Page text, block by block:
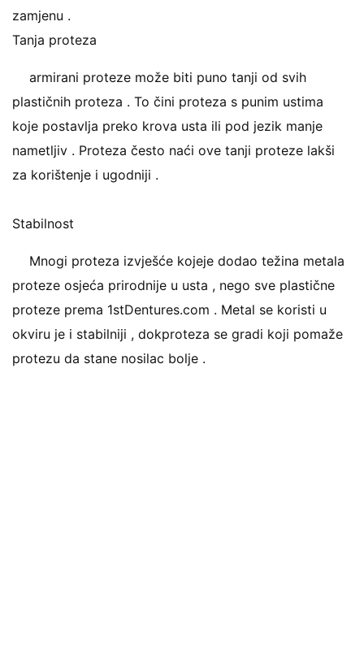
zamjenu .
Tanja proteza
armirani proteze može biti puno tanji od svih
plastičnih proteza . To čini proteza s punim ustima
koje postavlja preko krova usta ili pod jezik manje
nametljiv . Proteza često naći ove tanji proteze lakši
za korištenje i ugodniji .
Stabilnost
Mnogi proteza izvješće kojeje dodao težina metala
proteze osjeća prirodnije u usta , nego sve plastične
proteze prema 1stDentures.com . Metal se koristi u
okviru je i stabilniji , dokproteza se gradi koji pomaže
protezu da stane nosilac bolje .